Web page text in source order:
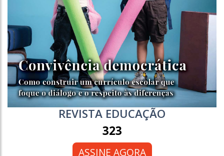
REVISTA EDUCAÇÃO
323
ASSINE AGORA